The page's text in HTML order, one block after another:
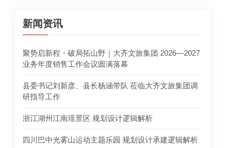
新闻资讯
聚势启新程・破局拓山野｜大齐文旅集团 2026—2027
业务年度销售工作会议圆满落幕
县委书记刘新彦、县长杨涵带队 莅临大齐文旅集团调
研指导工作
浙江湖州江南瑶景区 规划设计逻辑解析
四川巴中光雾山运动主题乐园 规划设计承建逻辑解析